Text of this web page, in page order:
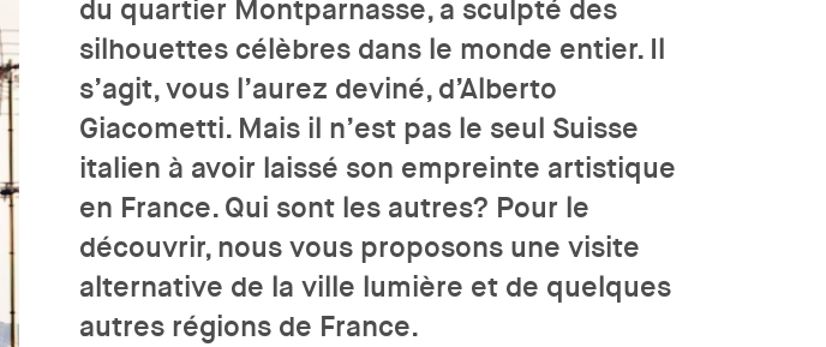
du quartier Montparnasse, a sculpté des
silhouettes célèbres dans le monde entier. Il
s’agit, vous l’aurez deviné, d’Alberto
Giacometti. Mais il n’est pas le seul Suisse
italien à avoir laissé son empreinte artistique
en France. Qui sont les autres? Pour le
découvrir, nous vous proposons une visite
alternative de la ville lumière et de quelques
autres régions de France.